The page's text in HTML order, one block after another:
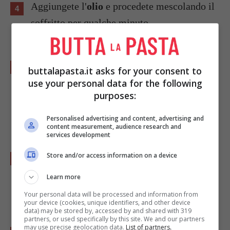
Aggiungete l'olio e procedete mescolando il
soffritto per qualche minuto.
A questo punto unite le foglie di
trote pulite, ilvino biancoe fate insaporire
un paio di minuti prima di aggiungere la
passata di pomodoro
Aggiungete una presa di sale e cuocete per
una decina di minuti avendo cura di voltare
una volta le trote.
buttalapasta.it asks for your consent to
use your personal data for the following
purposes:
Personalised advertising and content, advertising and
content measurement, audience research and
services development
Store and/or access information on a device
Learn more
Your personal data will be processed and information from
your device (cookies, unique identifiers, and other device
data) may be stored by, accessed by and shared with 319
partners, or used specifically by this site. We and our partners
may use precise geolocation data. List of partners.